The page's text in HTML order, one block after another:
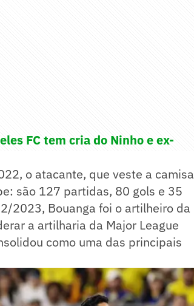
FC tem cria do Ninho e ex-
o atacante, que veste a camisa
são 127 partidas, 80 gols e 35
2023, Bouanga foi o artilheiro da
a artilharia da Major League
como uma das principais